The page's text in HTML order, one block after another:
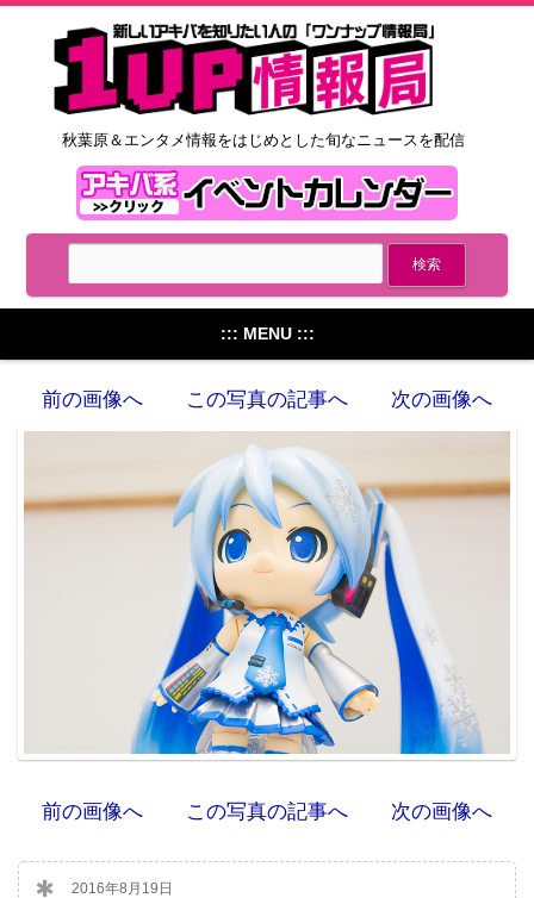
秋葉原＆エンタメ情報をはじめとした旬なニュースを配信
::: MENU :::
前の画像へ この写真の記事へ 次の画像へ
前の画像へ この写真の記事へ 次の画像へ
2016年8月19日